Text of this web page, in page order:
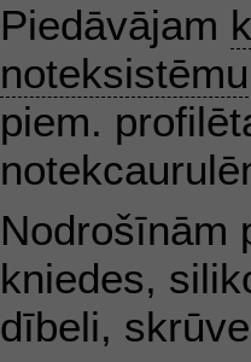
Piedāvājam
noteksistēmu
piem.
Nodrošīnām
kniedes,
dībeli,